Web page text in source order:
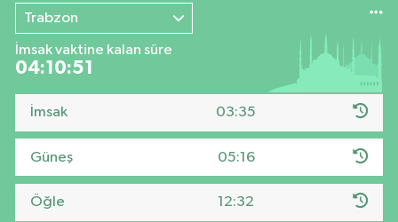
Trabzon
İmsak vaktine kalan süre
04:10:50
İmsak 03:35
Güneş 05:16
Öğle 12:32